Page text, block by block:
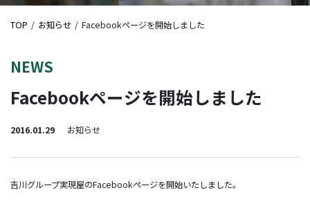
TOP お知らせ Facebookページを開始しました
NEWS
Facebookページを開始しました
2016.01.29 お知らせ
吉川グループ実現屋のFacebookページを開始いたしました。